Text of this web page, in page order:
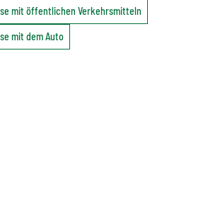
mit öffentlichen Verkehrsmitteln
mit dem Auto